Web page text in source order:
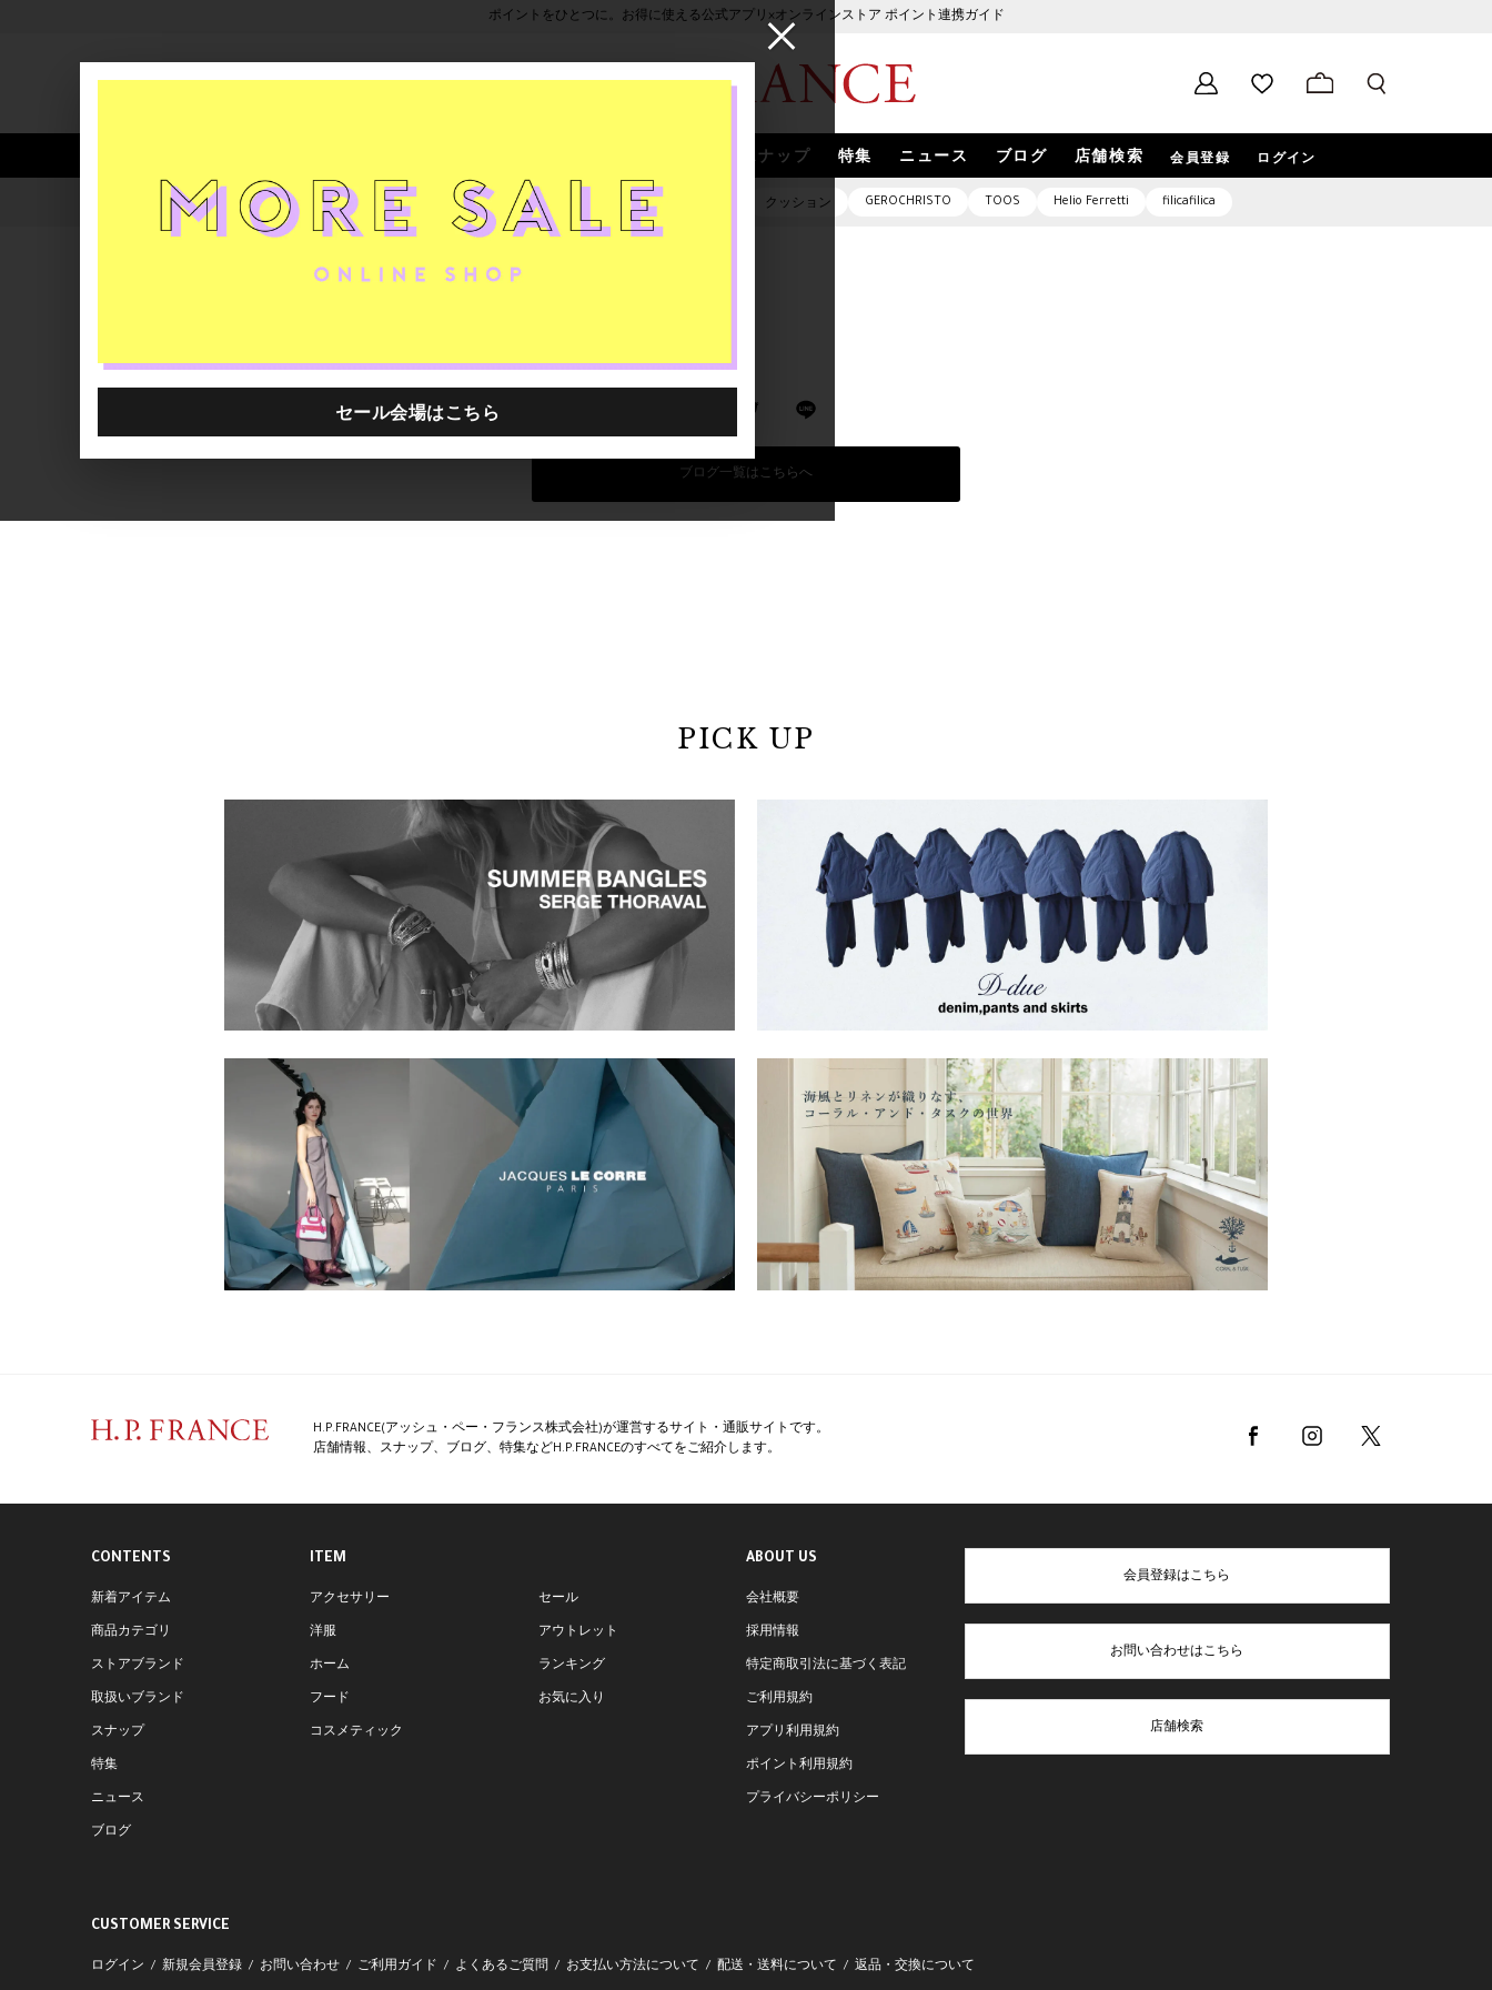
ポイントをひとつに。お得に使える公式アプリ×オンラインストア ポイント連携ガイド
スナップ 特集 ニュース ブログ 店舗検索 会員登録 ログイン
人気ワード セール 40th限定 ピアス バッグ クッション GEROCHRISTO TOOS Helio Ferretti filicafilica
ブログ一覧はこちらへ
PICK UP
H.P.FRANCE(アッシュ・ペー・フランス株式会社)が運営するサイト・通販サイトです。
店舗情報、スナップ、ブログ、特集などH.P.FRANCEのすべてをご紹介します。
CONTENTS
新着アイテム
商品カテゴリ
ストアブランド
取扱いブランド
スナップ
特集
ニュース
ブログ
ITEM
アクセサリー
洋服
ホーム
フード
コスメティック
セール
アウトレット
ランキング
お気に入り
ABOUT US
会社概要
採用情報
特定商取引法に基づく表記
ご利用規約
アプリ利用規約
ポイント利用規約
プライバシーポリシー
会員登録はこちら
お問い合わせはこちら
店舗検索
CUSTOMER SERVICE
ログイン 新規会員登録 お問い合わせ ご利用ガイド よくあるご質問 お支払い方法について 配送・送料について 返品・交換について